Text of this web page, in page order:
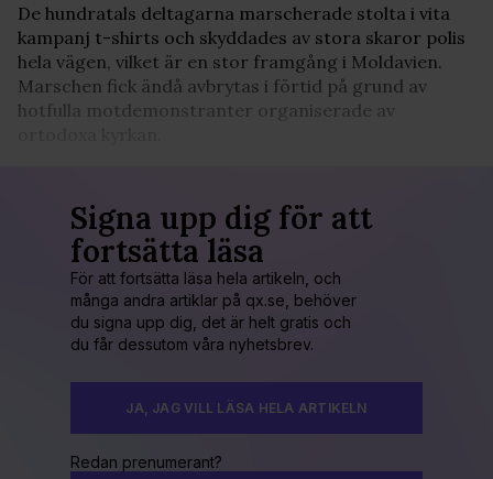
De hundratals deltagarna marscherade stolta i vita
kampanj t-shirts och skyddades av stora skaror polis
hela vägen, vilket är en stor framgång i Moldavien.
Marschen fick ändå avbrytas i förtid på grund av
hotfulla motdemonstranter organiserade av
Signa upp dig för att
fortsätta läsa
För att fortsätta läsa hela artikeln, och
många andra artiklar på qx.se, behöver
du signa upp dig, det är helt gratis och
du får dessutom våra nyhetsbrev.
JA, JAG VILL LÄSA HELA ARTIKELN
Redan prenumerant?